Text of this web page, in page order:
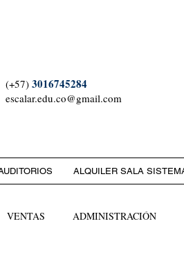
S.A.S.
(+57) 3016745284
escalar.edu.co@gmail.com
ALQUILER SALA
VENTAS ADMINISTRACIÓN